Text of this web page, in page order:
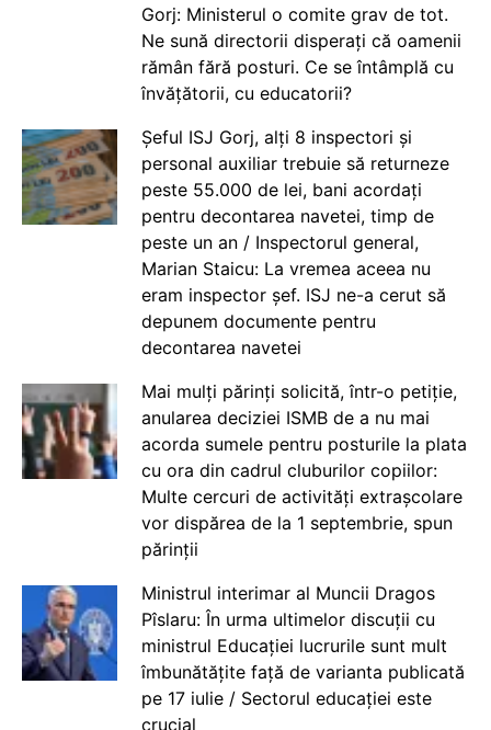
Gorj: Ministerul o comite grav de tot.
Ne sună directorii disperați că oamenii
rămân fără posturi. Ce se întâmplă cu
învățătorii, cu educatorii?
Șeful ISJ Gorj, alți 8 inspectori și
personal auxiliar trebuie să returneze
peste 55.000 de lei, bani acordați
pentru decontarea navetei, timp de
peste un an / Inspectorul general,
Marian Staicu: La vremea aceea nu
eram inspector șef. ISJ ne-a cerut să
depunem documente pentru
decontarea navetei
Mai mulți părinți solicită, într-o petiție,
anularea deciziei ISMB de a nu mai
acorda sumele pentru posturile la plata
cu ora din cadrul cluburilor copiilor:
Multe cercuri de activități extrașcolare
vor dispărea de la 1 septembrie, spun
părinții
Ministrul interimar al Muncii Dragos
Pîslaru: În urma ultimelor discuții cu
ministrul Educației lucrurile sunt mult
îmbunătățite față de varianta publicată
pe 17 iulie / Sectorul educației este
crucial